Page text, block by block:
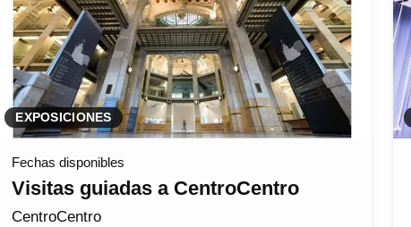
EXPOSICIONES
Fechas disponibles
Visitas guiadas a CentroCentro
CentroCentro